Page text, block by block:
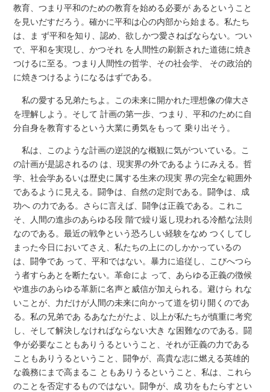
教育、つまり平和のための教育を始める必要が あるということ
を見いだすだろう。確かに平和は心の内部から始まる。私たち
は、ま ず平和を知り、認め、欲しかつ愛さねばならない。つい
で、平和を実現し、かつそれ を人間性の刷新された道徳に焼き
つけるに至る。つまり人間性の哲学、その社会学、 その政治的
に焼きつけるようになるはずである。
私の愛する兄弟たちよ。この未来に開かれた理想像の偉大さ
を理解しよう。そして 計画の第一歩、つまり、平和のために自
分自身を教育するという大業に勇気をもって 乗り出そう。
私は、このような計画の逆説的な概観に気がついている。こ
の計画が是認されるの は、現実界の外であるようにみえる。哲
学、社会学あるいは歴史に属する生来の現実 界の完全な範囲外
であるように見える。闘争は、自然の定則である。闘争は、成
功へ の力である。さらに言えば、闘争は正義である。これこ
そ、人間の進歩のあらゆる段 階で繰り返し現われる冷酷な法則
なのである。最近の戦争という恐ろしい経験をなめ つくしてし
まった今日においてさえ、私たちの上にのしかかっているの
は、闘争であ って、平和ではない。暴力に追従し、こびへつら
う者すらあとを断たない。革命によ って、あらゆる正義の徴候
や進歩のあらゆる革新に名声と威信が加えられる。避けら れな
いことが、力だけが人間の未来に向かって道を切り開くのであ
る。私の兄弟であ るあなたがたよ、以上が私たちが慎重に考究
し、そして解決しなければならない大き な困難なのである。闘
争が必要なこともありうるということ、それが正義の力である
こともありうるということ、闘争が、高貴な志に燃える英雄的
な義務にまで高まるこ ともありうるということ、私は、これら
のことを否定するものではない。闘争が、成 功をもたらすとい